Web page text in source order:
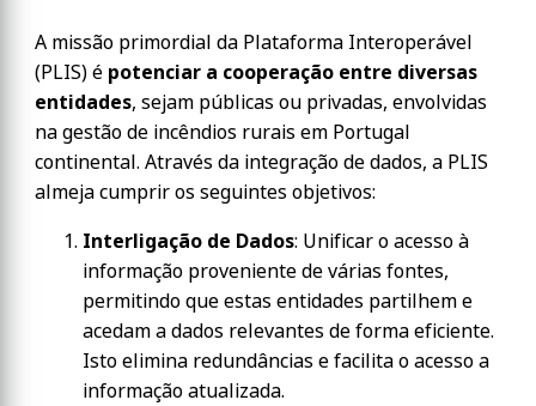
A missão primordial da Plataforma Interoperável
(PLIS) é potenciar a cooperação entre diversas
entidades, sejam públicas ou privadas, envolvidas
na gestão de incêndios rurais em Portugal
continental. Através da integração de dados, a PLIS
almeja cumprir os seguintes objetivos:
Interligação de Dados: Unificar o acesso à
informação proveniente de várias fontes,
permitindo que estas entidades partilhem e
acedam a dados relevantes de forma eficiente.
Isto elimina redundâncias e facilita o acesso a
informação atualizada.